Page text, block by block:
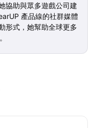
協助與眾多遊戲公司建
產品線的社群媒體
形式，她幫助全球更多